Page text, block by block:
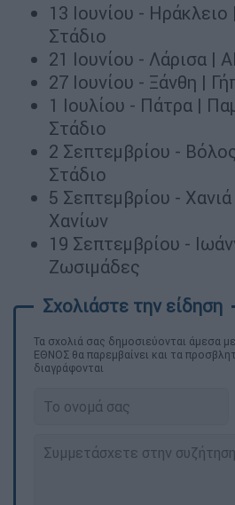
13 Ιουνίου -
Στάδιο
21 Ιουνίου - Λάρισα |
27 Ιουνίου - Ξάνθη |
1 Ιουλίου - Πάτρα |
Στάδιο
2 Σεπτεμβρίου -
Στάδιο
5 Σεπτεμβρίου -
Χανίων
19 Σεπτεμβρίου -
Ζωσιμάδες
Τα σχολιά σας δημοσιεύονται άμεσα
ΕΘΝΟΣ θα παρεμβαίνει και τα
διαγράφονται